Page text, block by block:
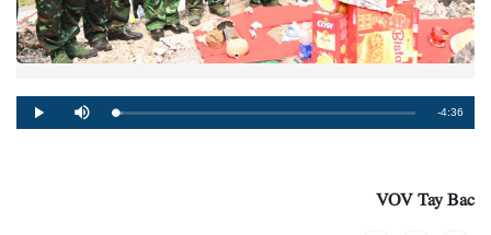
Play Mute Loaded:
0%
Progress:
0%
Remaining
-4:36
VOV Tay Bac